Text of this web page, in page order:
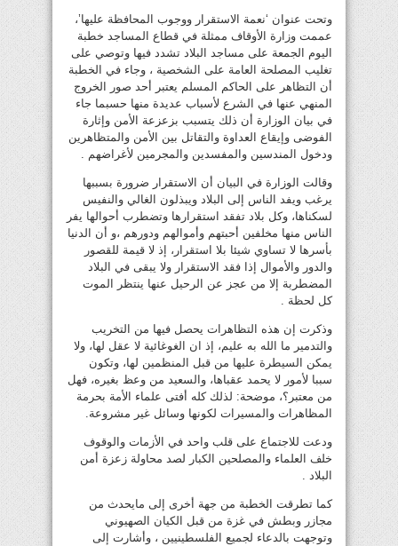
وتحت عنوان ‘نعمة الاستقرار ووجوب المحافظة عليها’،
عممت وزارة الأوقاف ممثلة في قطاع المساجد خطبة
اليوم الجمعة على مساجد البلاد تشدد فيها وتوصي على
تغليب المصلحة العامة على الشخصية ، وجاء في الخطبة
أن التظاهر على الحاكم المسلم يعتبر أحد صور الخروج
المنهي عنها في الشرع لأسباب عديدة منها حسبما جاء
في بيان الوزارة أن ذلك يتسبب بزعزعة الأمن وإثارة
الفوضى وإيقاع العداوة والتقاتل بين الأمن والمتظاهرين
ودخول المندسين والمفسدين والمجرمين لأغراضهم .
وقالت الوزارة في البيان أن الاستقرار ضرورة بسببها
يرغب ويفد الناس إلى البلاد ويبذلون الغالي والنفيس
لسكناها، وكل بلاد تفقد استقرارها وتضطرب أحوالها يفر
الناس منها مخلفين أحبتهم وأموالهم ودورهم ،و أن الدنيا
بأسرها لا تساوي شيئا بلا استقرار، إذ لا قيمة للقصور
والدور والأموال إذا فقد الاستقرار ولا يبقى في البلاد
المضطربة إلا من عجز عن الرحيل عنها ينتظر الموت
كل لحظة .
وذكرت إن هذه التظاهرات يحصل فيها من التخريب
والتدمير ما الله به عليم، إذ ان الغوغائية لا عقل لها، ولا
يمكن السيطرة عليها من قبل المنظمين لها، وتكون
سببا لأمور لا يحمد عقباها، والسعيد من وعظ بغيره، فهل
من معتبر؟، موضحة: لذلك كله أفتى علماء الأمة بحرمة
المظاهرات والمسيرات لكونها وسائل غير مشروعة.
ودعت للاجتماع على قلب واحد في الأزمات والوقوف
خلف العلماء والمصلحين الكبار لصد محاولة زعزة أمن
البلاد .
كما تطرقت الخطبة من جهة أخرى إلى مايحدث من
مجازر وبطش في غزة من قبل الكيان الصهيوني
وتوجهت بالدعاء لجميع الفلسطينيين ، وأشارت إلى